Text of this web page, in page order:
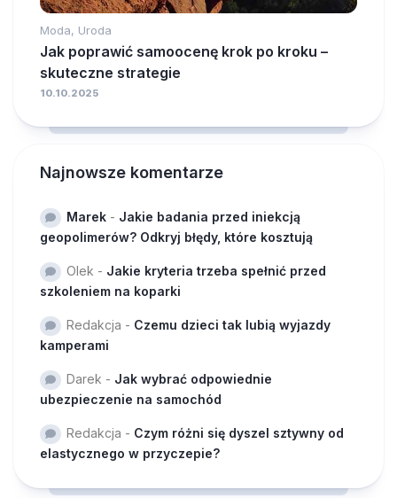
Moda, Uroda
Jak poprawić samoocenę krok po kroku –
skuteczne strategie
10.10.2025
Najnowsze komentarze
Marek - Jakie badania przed iniekcją
geopolimerów? Odkryj błędy, które kosztują
Olek - Jakie kryteria trzeba spełnić przed
szkoleniem na koparki
Redakcja - Czemu dzieci tak lubią wyjazdy
kamperami
Darek - Jak wybrać odpowiednie
ubezpieczenie na samochód
Redakcja - Czym różni się dyszel sztywny od
elastycznego w przyczepie?